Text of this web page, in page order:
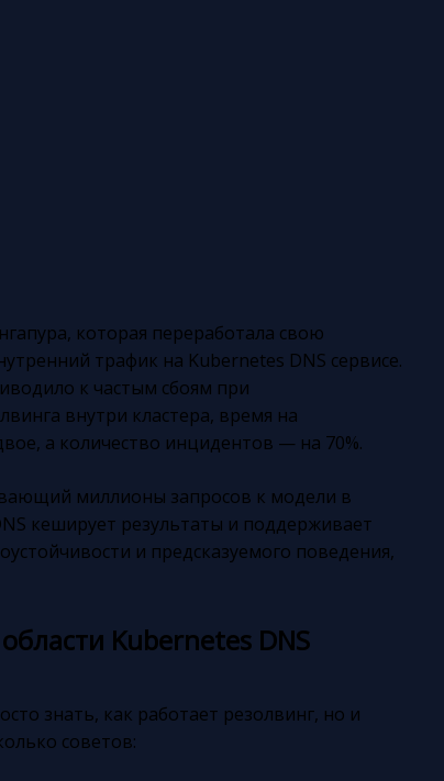
которая переработала свою
трафик на Kubernetes DNS сервисе.
к частым сбоям при
внутри кластера, время на
а количество инцидентов — на 70%.
миллионы запросов к модели в
кеширует результаты и поддерживает
и предсказуемого поведения,
Kubernetes DNS
знать, как работает резолвинг, но и
советов: